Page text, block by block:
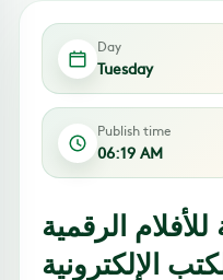
Day
Tuesday
Publish time
06:19 AM
الرقمية
الإلكترونية